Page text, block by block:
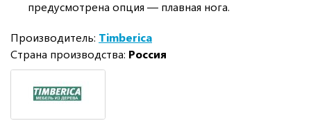
предусмотрена опция — плавная нога.
Производитель: Timberica
Страна производства: Россия